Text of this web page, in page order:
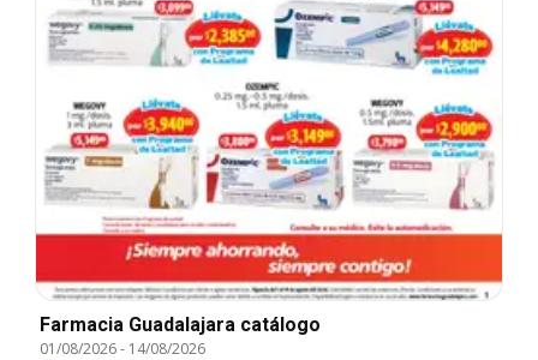
Farmacia Guadalajara catálogo
01/08/2026- 14/08/2026